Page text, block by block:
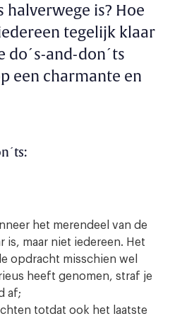
halverwege is? Hoe
tegelijk klaar
do´s-and-don´ts
een charmante en
het merendeel van de
is, maar niet iedereen. Het
opdracht misschien wel
heeft genomen, straf je
af;
totdat ook het laatste